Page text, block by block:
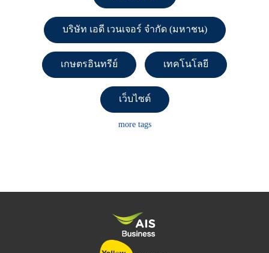
บริษัท เอดี เวนเจอร์ จำกัด (มหาชน)
เกษตรอินทรีย์ เทคโนโลยี
เว็บไซต์
more tags